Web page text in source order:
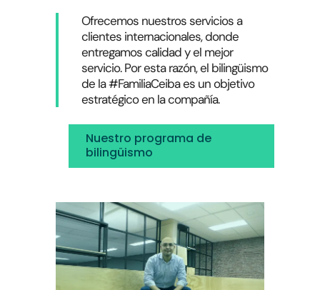
Ofrecemos nuestros servicios a
clientes internacionales, donde
entregamos calidad y el mejor
servicio. Por esta razón, el bilingüismo
de la #FamiliaCeiba es un objetivo
estratégico en la compañía.
Nuestro programa de
bilingüismo